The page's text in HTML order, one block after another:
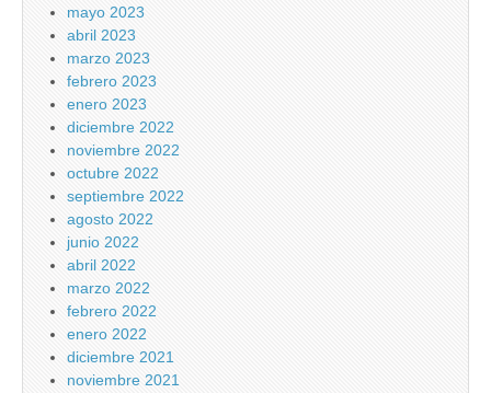
mayo 2023
abril 2023
marzo 2023
febrero 2023
enero 2023
diciembre 2022
noviembre 2022
octubre 2022
septiembre 2022
agosto 2022
junio 2022
abril 2022
marzo 2022
febrero 2022
enero 2022
diciembre 2021
noviembre 2021